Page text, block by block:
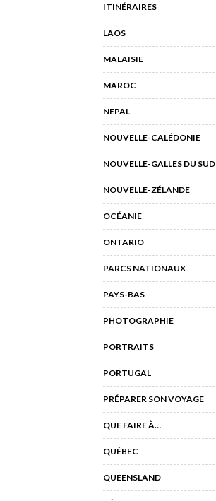
ITINÉRAIRES
LAOS
MALAISIE
MAROC
NEPAL
NOUVELLE-CALÉDONIE
NOUVELLE-GALLES DU SUD
NOUVELLE-ZÉLANDE
OCÉANIE
ONTARIO
PARCS NATIONAUX
PAYS-BAS
PHOTOGRAPHIE
PORTRAITS
PORTUGAL
PRÉPARER SON VOYAGE
QUE FAIRE À…
QUÉBEC
QUEENSLAND